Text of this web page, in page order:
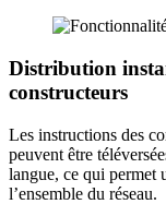
Distribution
constructeurs
Les instructions des
peuvent être
langue, ce qui permet
l’ensemble du réseau.